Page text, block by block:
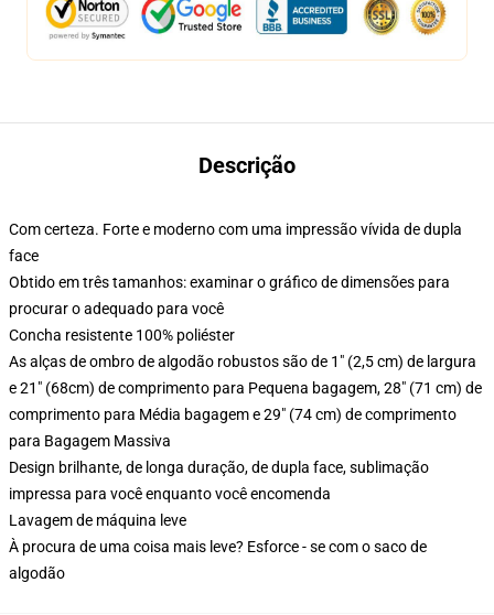
Descrição
Com certeza. Forte e moderno com uma impressão vívida de dupla
face
Obtido em três tamanhos: examinar o gráfico de dimensões para
procurar o adequado para você
Concha resistente 100% poliéster
As alças de ombro de algodão robustos são de 1" (2,5 cm) de largura
e 21" (68cm) de comprimento para Pequena bagagem, 28" (71 cm) de
comprimento para Média bagagem e 29" (74 cm) de comprimento
para Bagagem Massiva
Design brilhante, de longa duração, de dupla face, sublimação
impressa para você enquanto você encomenda
Lavagem de máquina leve
À procura de uma coisa mais leve? Esforce - se com o saco de
algodão